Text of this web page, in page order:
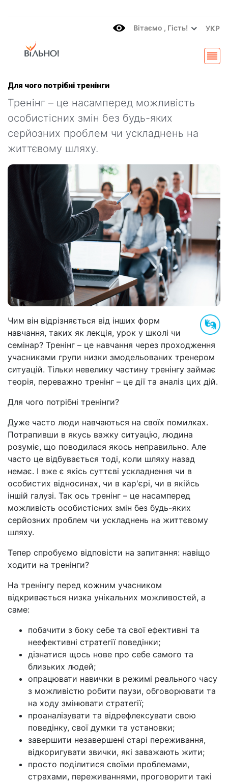
Вітаємo , Гість! УКР
Для чого потрібні тренінги
Тренінг – це насамперед можливість
особистісних змін без будь-яких
серйозних проблем чи ускладнень на
життєвому шляху.
Чим він відрізняється від інших форм
навчання, таких як лекція, урок у школі чи
семінар? Тренінг – це навчання через проходження
учасниками групи низки змодельованих тренером
ситуацій. Тільки невелику частину тренінгу займає
теорія, переважно тренінг – це дії та аналіз цих дій.
Для чого потрібні тренінги?
Дуже часто люди навчаються на своїх помилках.
Потрапивши в якусь важку ситуацію, людина
розуміє, що поводилася якось неправильно. Але
часто це відбувається тоді, коли шляху назад
немає. І вже є якісь суттєві ускладнення чи в
особистих відносинах, чи в кар'єрі, чи в якійсь
іншій галузі. Так ось тренінг – це насамперед
можливість особистісних змін без будь-яких
серйозних проблем чи ускладнень на життєвому
шляху.
Тепер спробуємо відповісти на запитання: навіщо
ходити на тренінги?
На тренінгу перед кожним учасником
відкривається низка унікальних можливостей, а
саме:
побачити з боку себе та свої ефективні та
неефективні стратегії поведінки;
дізнатися щось нове про себе самого та
близьких людей;
опрацювати навички в режимі реального часу
з можливістю робити паузи, обговорювати та
на ходу змінювати стратегії;
проаналізувати та відрефлексувати свою
поведінку, свої думки та установки;
завершити незавершені старі переживання,
відкоригувати звички, які заважають жити;
просто поділитися своїми проблемами,
страхами, переживаннями, проговорити такі